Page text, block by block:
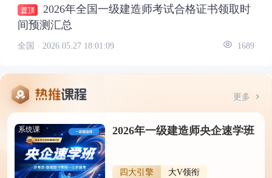
2026年全国一级建造师考试合格证书领取时
间预测汇总
全国 · 2026.05.27 18:01:09 1689
更多
系统课 2026年一级建造师央企速学班
四大引擎 大V领衔